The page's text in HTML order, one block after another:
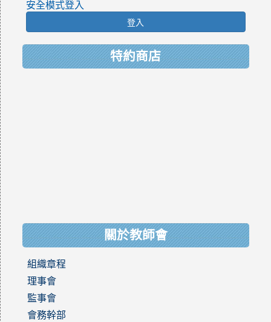
安全模式登入
登入
特約商店
關於教師會
組織章程
理事會
監事會
會務幹部